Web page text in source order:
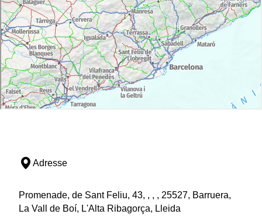
Adresse
Promenade, de Sant Feliu, 43, , , , 25527, Barruera,
La Vall de Boí, L'Alta Ribagorça, Lleida